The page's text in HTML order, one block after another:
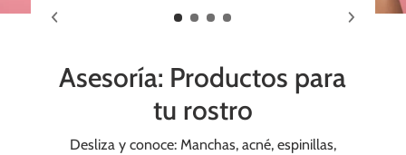
Asesoría: Productos para
tu rostro
Desliza y conoce: Manchas, acné, espinillas,